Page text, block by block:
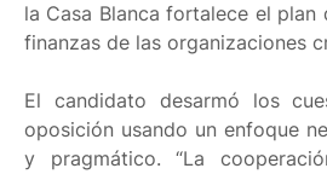
la Casa Blanca fortalece el
finanzas de las organizaciones
El candidato desarmó los
oposición usando un enfoque
y pragmático. “La